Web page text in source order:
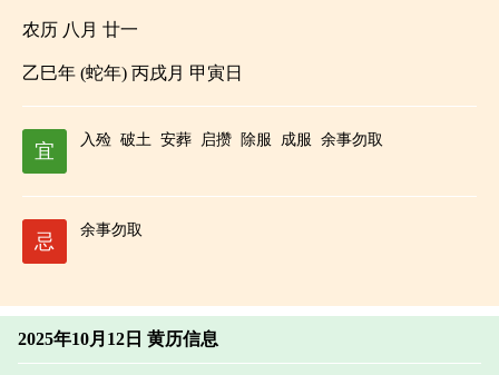
农历 八月 廿一
乙巳年 (蛇年) 丙戌月 甲寅日
宜
入殓 破土 安葬 启攒 除服 成服 余事勿取
忌
余事勿取
2025年10月12日 黄历信息